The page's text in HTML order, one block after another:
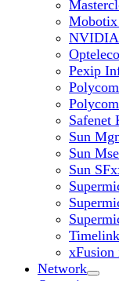
Mobotix
NVIDIA
Pexip
Safenet
Sun
Sun
Sun
Network